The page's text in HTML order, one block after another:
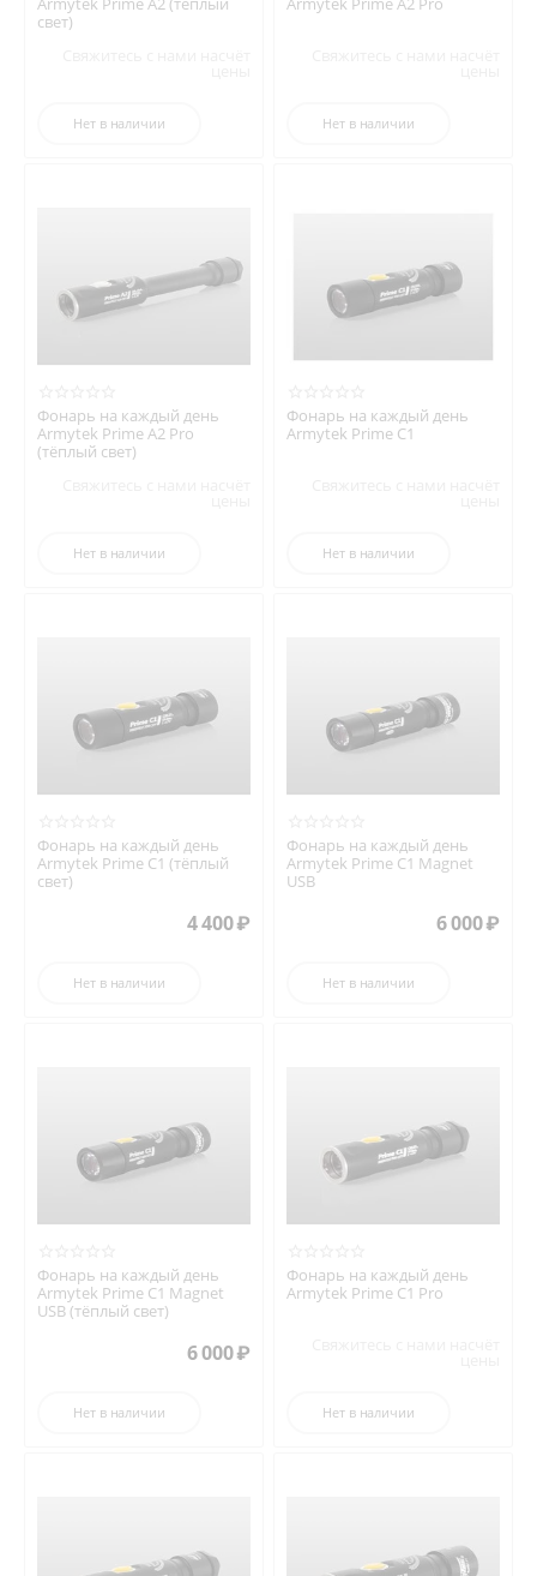
свет)
Нет в наличии Нет в наличии
Фонарь на каждый день
Armytek Prime A2 Pro
(тёплый свет)
Нет в наличии
Фонарь на каждый день
Armytek Prime C1
Нет в наличии
Фонарь на каждый день
Armytek Prime C1 (тёплый
свет)
4 400₽
Нет в наличии
Фонарь на каждый день
Armytek Prime C1 Magnet
USB
6 000₽
Нет в наличии
Фонарь на каждый день
Armytek Prime C1 Magnet
USB (тёплый свет)
6 000₽
Нет в наличии
Фонарь на каждый день
Armytek Prime C1 Pro
Нет в наличии